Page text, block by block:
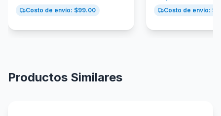
Costo de envío: $99.00 Costo de envío: $
Productos Similares